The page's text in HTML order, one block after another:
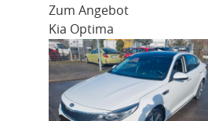
Zum Angebot
Kia Optima